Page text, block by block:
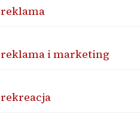
reklama
reklama i marketing
rekreacja